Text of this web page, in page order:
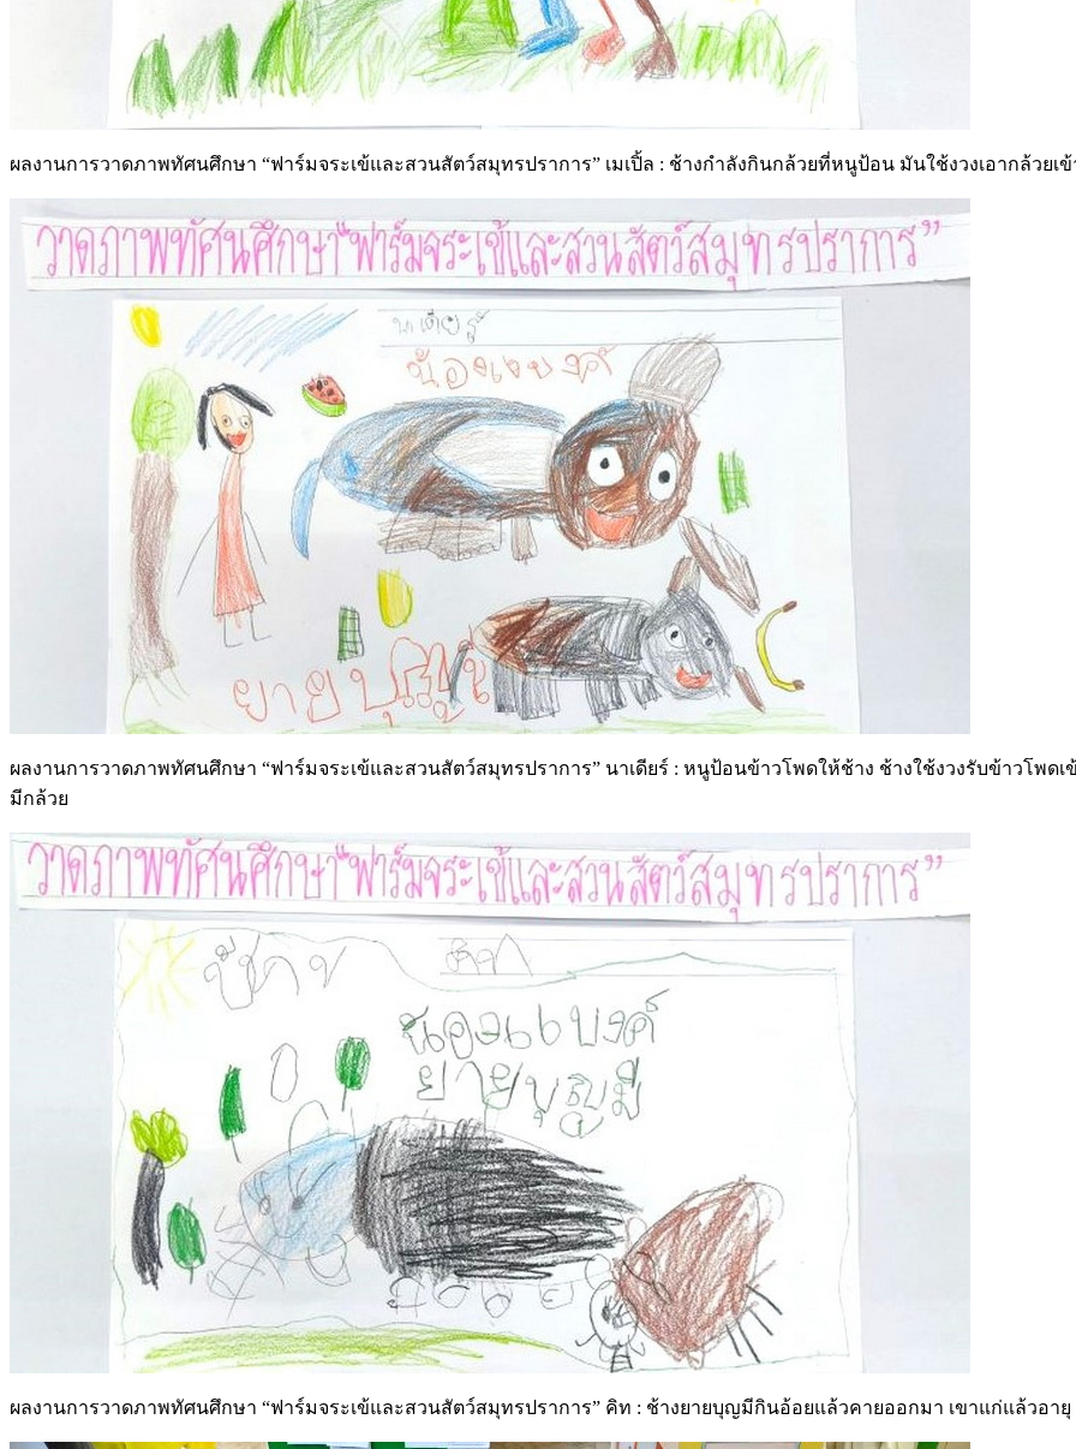
ผลงานการวาดภาพทัศนศึกษา “ฟาร์มจระเข้และสวนสัตว์สมุทรปราการ” เมเปิ้ล : ช้างกำลังกินกล้วยที่หนูป้อน มันใช้งวงเอากล้วย
ผลงานการวาดภาพทัศนศึกษา “ฟาร์มจระเข้และสวนสัตว์สมุทรปราการ” นาเดียร์ : หนูป้อนข้าวโพดให้ช้าง ช้างใช้งวงรับข้าวโพดเ
มีกล้วย
ผลงานการวาดภาพทัศนศึกษา “ฟาร์มจระเข้และสวนสัตว์สมุทรปราการ” คิท : ช้างยายบุญมีกินอ้อยแล้วคายออกมา เขาแก่แล้วอายุ